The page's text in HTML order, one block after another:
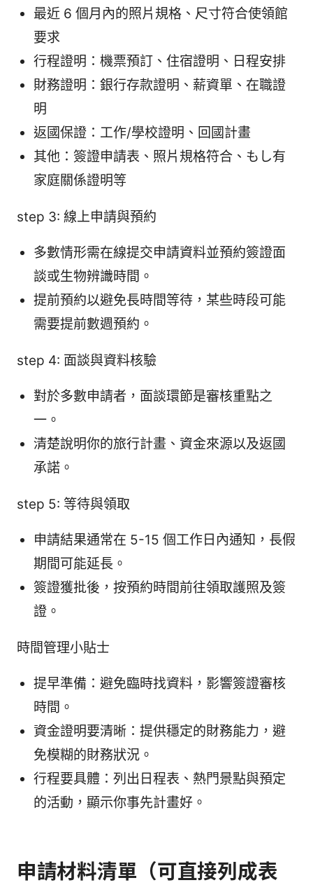
最近 6 個月內的照片規格、尺寸符合使領館
要求
行程證明：機票預訂、住宿證明、日程安排
財務證明：銀行存款證明、薪資單、在職證
明
返國保證：工作/學校證明、回國計畫
其他：簽證申請表、照片規格符合、もし有
家庭關係證明等
step 3: 線上申請與預約
多數情形需在線提交申請資料並預約簽證面
談或生物辨識時間。
提前預約以避免長時間等待，某些時段可能
需要提前數週預約。
step 4: 面談與資料核驗
對於多數申請者，面談環節是審核重點之
一。
清楚說明你的旅行計畫、資金來源以及返國
承諾。
step 5: 等待與領取
申請結果通常在 5-15 個工作日內通知，長假
期間可能延長。
簽證獲批後，按預約時間前往領取護照及簽
證。
時間管理小貼士
提早準備：避免臨時找資料，影響簽證審核
時間。
資金證明要清晰：提供穩定的財務能力，避
免模糊的財務狀況。
行程要具體：列出日程表、熱門景點與預定
的活動，顯示你事先計畫好。
申請材料清單（可直接列成表